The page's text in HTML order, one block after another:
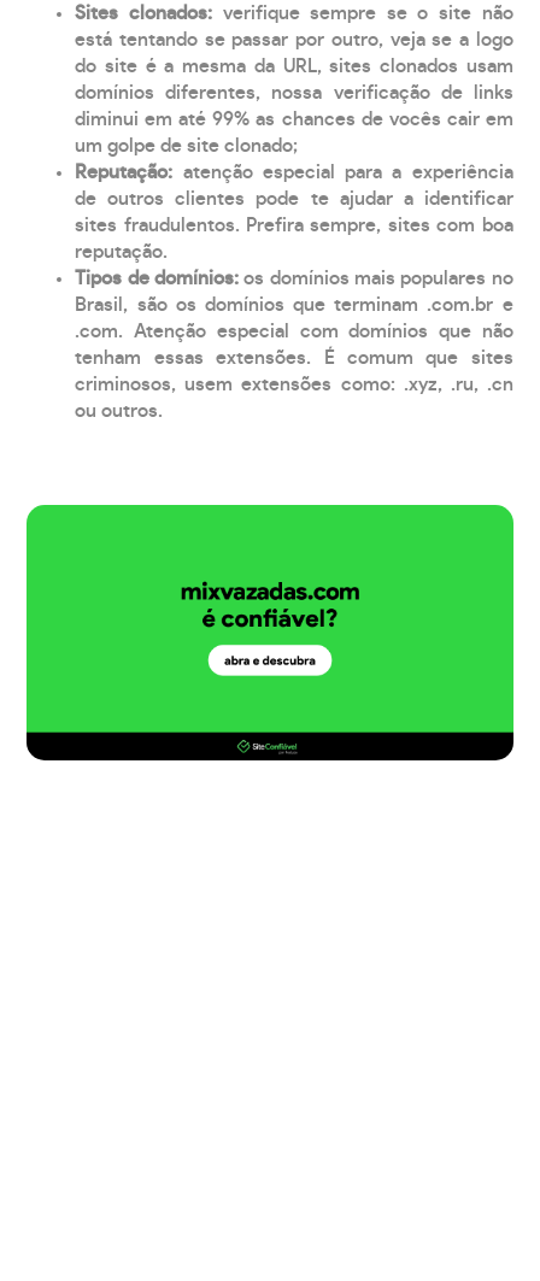
Sites clonados: verifique sempre se o site não
está tentando se passar por outro, veja se a logo
do site é a mesma da URL, sites clonados usam
domínios diferentes, nossa verificação de links
diminui em até 99% as chances de vocês cair em
um golpe de site clonado;
Reputação: atenção especial para a experiência
de outros clientes pode te ajudar a identificar
sites fraudulentos. Prefira sempre, sites com boa
reputação.
Tipos de domínios:os domínios mais populares no
Brasil, são os domínios que terminam .com.br e
.com. Atenção especial com domínios que não
tenham essas extensões. É comum que sites
criminosos, usem extensões como: .xyz, .ru, .cn
ou outros.